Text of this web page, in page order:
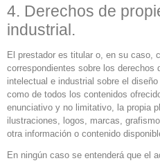
4. Derechos de
industrial.
El prestador es titular o, en su caso,
correspondientes sobre los derechos
intelectual e industrial sobre el
como de todos los contenidos
enunciativo y no limitativo, la propia
ilustraciones, logos, marcas,
otra información o contenido
En ningún caso se entenderá que el